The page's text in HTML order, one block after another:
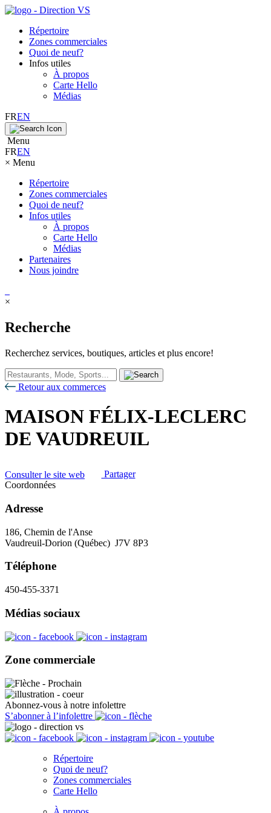
Répertoire
Zones commerciales
Quoi de neuf?
Infos utiles
À propos
Carte Hello
Médias
FREN
Menu
FREN
× Menu
Répertoire
Zones commerciales
Quoi de neuf?
Infos utiles
À propos
Carte Hello
Médias
Partenaires
Nous joindre
×
Recherche
Recherchez services, boutiques, articles et plus encore!
Retour aux commerces
MAISON FÉLIX-LECLERC
DE VAUDREUIL
Consulter le site web
Partager
Coordonnées
Adresse
186, Chemin de l'Anse
Vaudreuil-Dorion (Québec) J7V 8P3
Téléphone
450-455-3371
Médias sociaux
Zone commerciale
Abonnez-vous à notre infolettre
S’abonner à l’infolettre
Répertoire
Quoi de neuf?
Zones commerciales
Carte Hello